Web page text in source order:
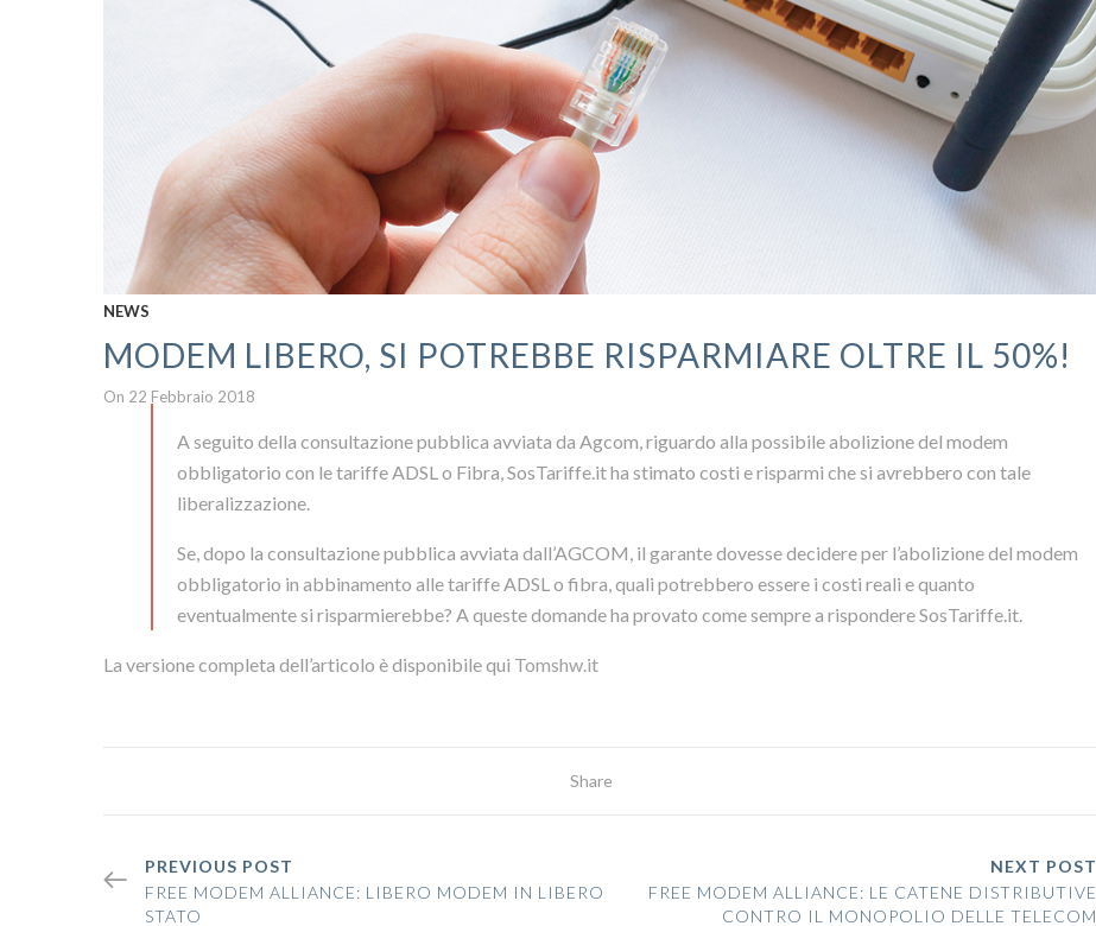
NEWS
MODEM LIBERO, SI POTREBBE RISPARMIARE OLTRE IL 50%!
On 22 Febbraio 2018
A seguito della consultazione pubblica avviata da Agcom, riguardo alla possibile abolizione del modem
obbligatorio con le tariffe ADSL o Fibra, SosTariffe.it ha stimato costi e risparmi che si avrebbero con tale
liberalizzazione.
Se, dopo la consultazione pubblica avviata dall’AGCOM, il garante dovesse decidere per l’abolizione del modem
obbligatorio in abbinamento alle tariffe ADSL o fibra, quali potrebbero essere i costi reali e quanto
eventualmente si risparmierebbe? A queste domande ha provato come sempre a rispondere SosTariffe.it.
La versione completa dell’articolo è disponibile qui Tomshw.it
Share
PREVIOUS POST
FREE MODEM ALLIANCE: LIBERO MODEM IN LIBERO
STATO
NEXT POST
FREE MODEM ALLIANCE: LE CATENE DISTRIBUTIVE
CONTRO IL MONOPOLIO DELLE TELECOM